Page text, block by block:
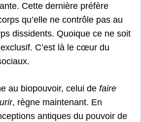
Cette dernière préfère
qu’elle ne contrôle pas au
dissidents. Quoique ce ne soit
C’est là le cœur du
au biopouvoir, celui de faire
, règne maintenant. En
antiques du pouvoir de